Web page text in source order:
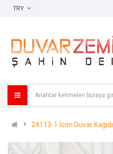
24113-1 İcon Duvar Kağıdı